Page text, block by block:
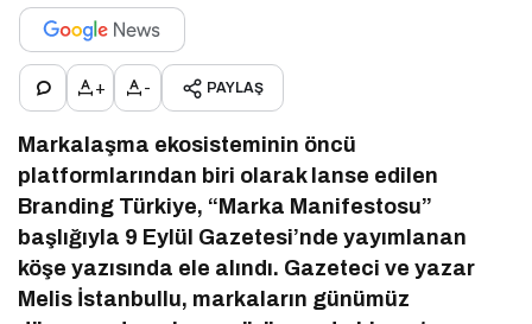
+ - PAYLAŞ
Markalaşma ekosisteminin öncü
platformlarından biri olarak lanse edilen
Branding Türkiye, “Marka Manifestosu”
başlığıyla 9 Eylül Gazetesi’nde yayımlanan
köşe yazısında ele alındı. Gazeteci ve yazar
Melis İstanbullu, markaların günümüz